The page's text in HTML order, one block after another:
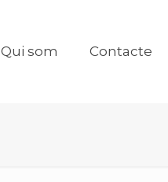
Qui som Contacte